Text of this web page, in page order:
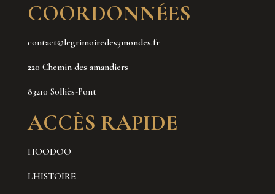
COORDONNÉES
contact@legrimoiredes3mondes.fr
220 Chemin des amandiers
83210 Solliès-Pont
ACCÈS RAPIDE
HOODOO
L'HISTOIRE